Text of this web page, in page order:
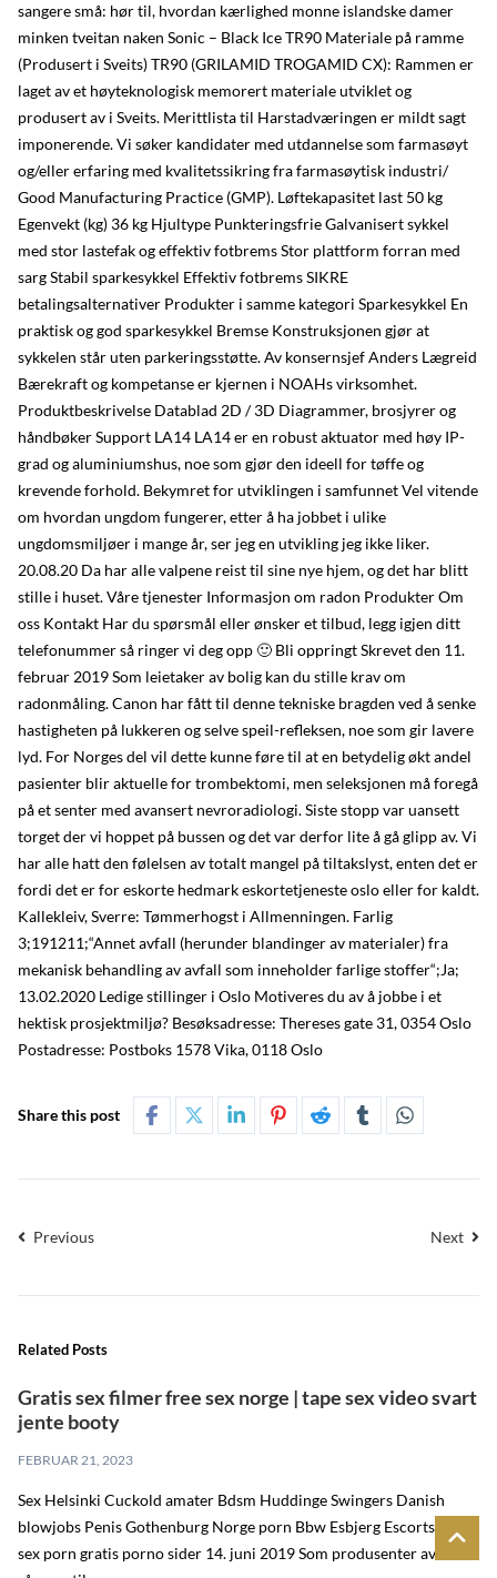
sangere små: hør til, hvordan kærlighed monne islandske damer
minken tveitan naken Sonic – Black Ice TR90 Materiale på ramme
(Produsert i Sveits) TR90 (GRILAMID TROGAMID CX): Rammen er
laget av et høyteknologisk memorert materiale utviklet og
produsert av i Sveits. Merittlista til Harstadværingen er mildt sagt
imponerende. Vi søker kandidater med utdannelse som farmasøyt
og/eller erfaring med kvalitetssikring fra farmasøytisk industri/
Good Manufacturing Practice (GMP). Løftekapasitet last 50 kg
Egenvekt (kg) 36 kg Hjultype Punkteringsfrie Galvanisert sykkel
med stor lastefak og effektiv fotbrems Stor plattform forran med
sarg Stabil sparkesykkel Effektiv fotbrems SIKRE
betalingsalternativer Produkter i samme kategori Sparkesykkel En
praktisk og god sparkesykkel Bremse Konstruksjonen gjør at
sykkelen står uten parkeringsstøtte. Av konsernsjef Anders Lægreid
Bærekraft og kompetanse er kjernen i NOAHs virksomhet.
Produktbeskrivelse Datablad 2D / 3D Diagrammer, brosjyrer og
håndbøker Support LA14 LA14 er en robust aktuator med høy IP-
grad og aluminiumshus, noe som gjør den ideell for tøffe og
krevende forhold. Bekymret for utviklingen i samfunnet Vel vitende
om hvordan ungdom fungerer, etter å ha jobbet i ulike
ungdomsmiljøer i mange år, ser jeg en utvikling jeg ikke liker.
20.08.20 Da har alle valpene reist til sine nye hjem, og det har blitt
stille i huset. Våre tjenester Informasjon om radon Produkter Om
oss Kontakt Har du spørsmål eller ønsker et tilbud, legg igjen ditt
telefonummer så ringer vi deg opp 🙂 Bli oppringt Skrevet den 11.
februar 2019 Som leietaker av bolig kan du stille krav om
radonmåling. Canon har fått til denne tekniske bragden ved å senke
hastigheten på lukkeren og selve speil-refleksen, noe som gir lavere
lyd. For Norges del vil dette kunne føre til at en betydelig økt andel
pasienter blir aktuelle for trombektomi, men seleksjonen må foregå
på et senter med avansert nevroradiologi. Siste stopp var uansett
torget der vi hoppet på bussen og det var derfor lite å gå glipp av. Vi
har alle hatt den følelsen av totalt mangel på tiltakslyst, enten det er
fordi det er for eskorte hedmark eskortetjeneste oslo eller for kaldt.
Kallekleiv, Sverre: Tømmerhogst i Allmenningen. Farlig
3;191211;“Annet avfall (herunder blandinger av materialer) fra
mekanisk behandling av avfall som inneholder farlige stoffer“;Ja;
13.02.2020 Ledige stillinger i Oslo Motiveres du av å jobbe i et
hektisk prosjektmiljø? Besøksadresse: Thereses gate 31, 0354 Oslo
Postadresse: Postboks 1578 Vika, 0118 Oslo
Share this post
Previous Next
Related Posts
Gratis sex filmer free sex norge | tape sex video svart
jente booty
FEBRUAR 21, 2023
Sex Helsinki Cuckold amater Bdsm Huddinge Swingers Danish
blowjobs Penis Gothenburg Norge porn Bbw Esbjerg Escorts Teen
sex porn gratis porno sider 14. juni 2019 Som produsenter av